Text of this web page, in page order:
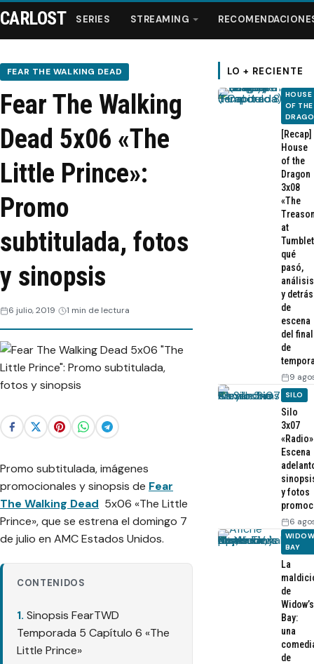
Series
Streaming
Recomendaciones
CARLOST SERIES STREAMING
FEAR THE WALKING DEAD
Fear The Walking
Dead 5x06 «The
Little Prince»:
Promo
subtitulada, fotos
y sinopsis
6 julio, 2019 1 min de lectura
Promo subtitulada, imágenes
promocionales y sinopsis de Fear
The Walking Dead 5x06 «The Little
Prince», que se estrena el domingo 7
de julio en AMC Estados Unidos.
CONTENIDOS
Sinopsis FearTWD
Temporada 5 Capítulo 6 «The
Little Prince»
LO + RECIENTE
HOUSE
OF THE
[Recap]
House
of the
Dragon
3x08
«The
at
qué
pasó,
análisis
y detrás
de
escena
del final
de
9
SILO
Silo
3x07
Escena
y fotos
6
BAY
La
de
Widow’s
Bay:
una
de